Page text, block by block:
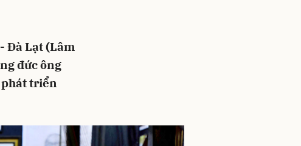
Đà Lạt (Lâm
đức ông
phát triển